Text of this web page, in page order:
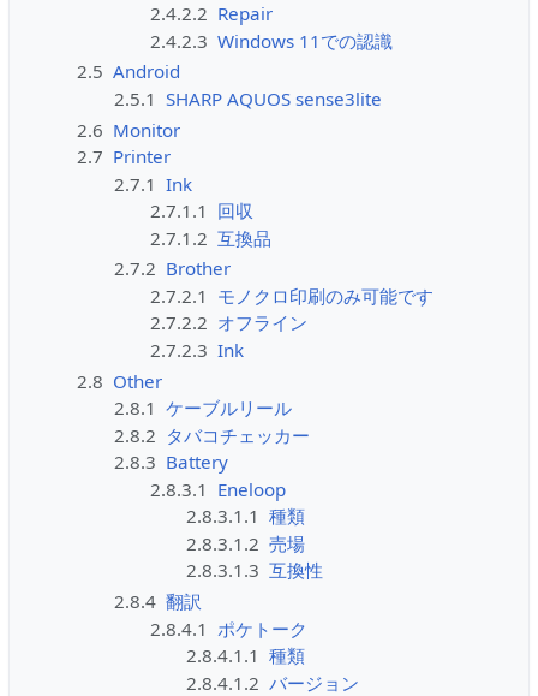
2.4.2.2 Repair
2.4.2.3 Windows 11での認識
2.5 Android
2.5.1 SHARP AQUOS sense3lite
2.6 Monitor
2.7 Printer
2.7.1 Ink
2.7.1.1 回収
2.7.1.2 互換品
2.7.2 Brother
2.7.2.1 モノクロ印刷のみ可能です
2.7.2.2 オフライン
2.7.2.3 Ink
2.8 Other
2.8.1 ケーブルリール
2.8.2 タバコチェッカー
2.8.3 Battery
2.8.3.1 Eneloop
2.8.3.1.1 種類
2.8.3.1.2 売場
2.8.3.1.3 互換性
2.8.4 翻訳
2.8.4.1 ポケトーク
2.8.4.1.1 種類
2.8.4.1.2 バージョン